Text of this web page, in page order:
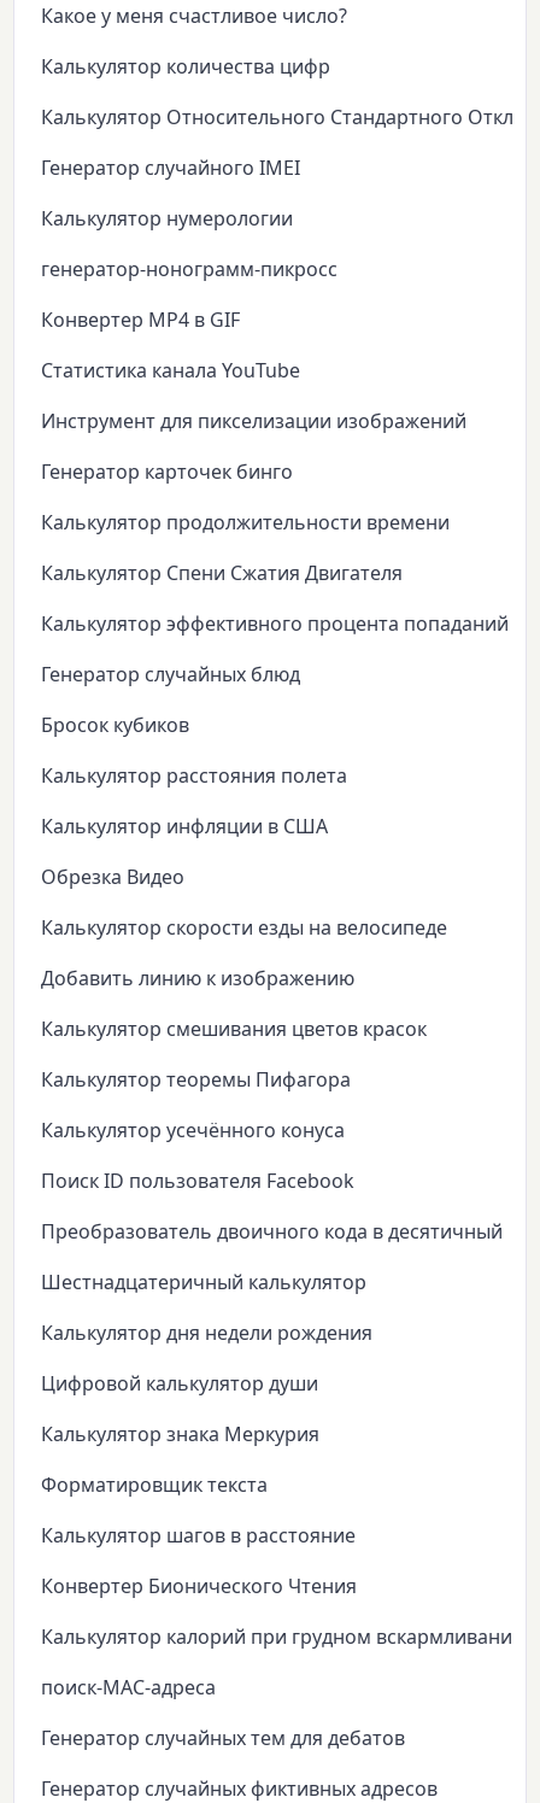
Какое у меня счастливое число?
Калькулятор количества цифр
Калькулятор Относительного Стандартного
Генератор случайного IMEI
Калькулятор нумерологии
генератор-нонограмм-пикросс
Конвертер MP4 в GIF
Статистика канала YouTube
Инструмент для пикселизации изображений
Генератор карточек бинго
Калькулятор продолжительности времени
Калькулятор Спени Сжатия Двигателя
Калькулятор эффективного процента попаданий
Генератор случайных блюд
Бросок кубиков
Калькулятор расстояния полета
Калькулятор инфляции в США
Обрезка Видео
Калькулятор скорости езды на велосипеде
Добавить линию к изображению
Калькулятор смешивания цветов красок
Калькулятор теоремы Пифагора
Калькулятор усечённого конуса
Поиск ID пользователя Facebook
Преобразователь двоичного кода в десятичный
Шестнадцатеричный калькулятор
Калькулятор дня недели рождения
Цифровой калькулятор души
Калькулятор знака Меркурия
Форматировщик текста
Калькулятор шагов в расстояние
Конвертер Бионического Чтения
Калькулятор калорий при грудном вскармливании
поиск-MAC-адреса
Генератор случайных тем для дебатов
Генератор случайных фиктивных адресов